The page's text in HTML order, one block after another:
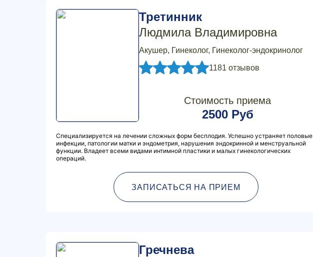
Третинник
Людмила Владимировна
Акушер, Гинеколог, Гинеколог-эндокринолог
1181 отзывов
Стоимость приема
2500 Руб
Специализируется на лечении сложных форм бесплодия. Успешно устраняет половые
инфекции, патологии матки и эндометрия, нарушения эндокринной и менструальной
функции. Владеет всеми видами интимной пластики и малых гинекологических
операций.
ЗАПИСАТЬСЯ НА ПРИЕМ
Гречнева